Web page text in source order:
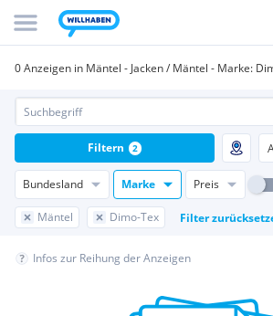
0 Anzeigen in Mäntel - Jacken / Mäntel - Marke:
Bundesland Marke Preis
Mäntel Dimo-Tex Filter
Filtern 2
Infos zur Reihung der Anzeigen